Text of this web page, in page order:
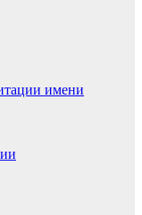
имени